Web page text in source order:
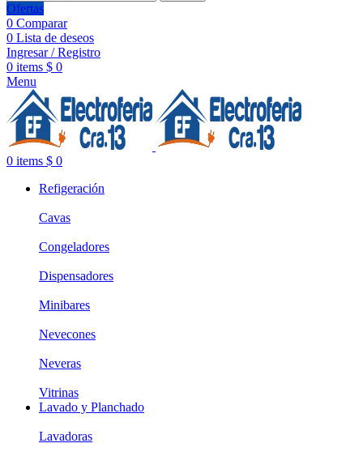
Ofertas
0 Comparar
0 Lista de deseos
Ingresar / Registro
0 items $ 0
Menu
0 items $ 0
Refigeración
Cavas
Congeladores
Dispensadores
Minibares
Nevecones
Neveras
Vitrinas
Lavado y Planchado
Lavadoras